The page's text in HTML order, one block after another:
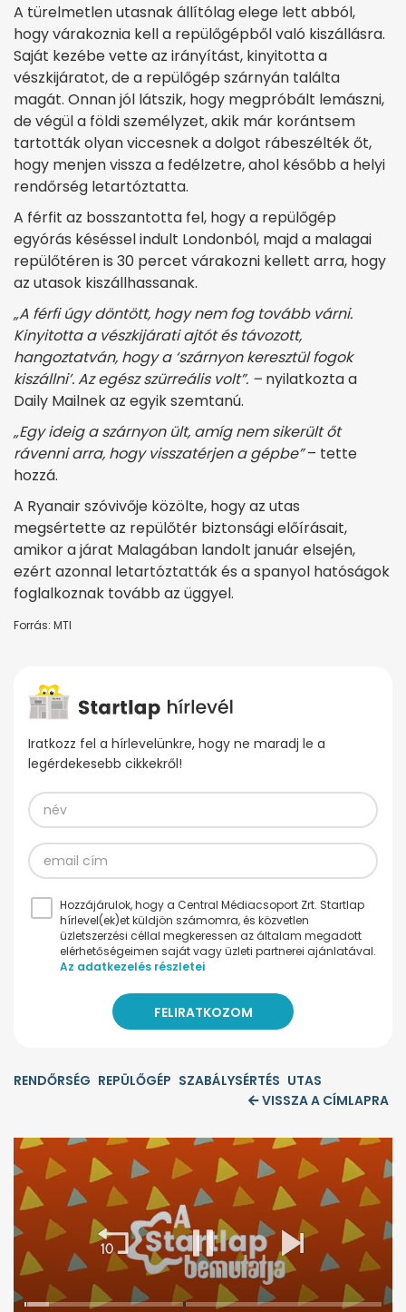
A türelmetlen utasnak állítólag elege lett abból,
hogy várakoznia kell a repülőgépből való kiszállásra.
Saját kezébe vette az irányítást, kinyitotta a
vészkijáratot, de a repülőgép szárnyán találta
magát. Onnan jól látszik, hogy megpróbált lemászni,
de végül a földi személyzet, akik már korántsem
tartották olyan viccesnek a dolgot rábeszélték őt,
hogy menjen vissza a fedélzetre, ahol később a helyi
rendőrség letartóztatta.
A férfit az bosszantotta fel, hogy a repülőgép
egyórás késéssel indult Londonból, majd a malagai
repülőtéren is 30 percet várakozni kellett arra, hogy
az utasok kiszállhassanak.
„A férfi úgy döntött, hogy nem fog tovább várni.
Kinyitotta a vészkijárati ajtót és távozott,
hangoztatván, hogy a ‘szárnyon keresztül fogok
kiszállni’. Az egész szürreális volt”. – nyilatkozta a
Daily Mailnek az egyik szemtanú.
„Egy ideig a szárnyon ült, amíg nem sikerült őt
rávenni arra, hogy visszatérjen a gépbe”– tette
hozzá.
A Ryanair szóvivője közölte, hogy az utas
megsértette az repülőtér biztonsági előírásait,
amikor a járat Malagában landolt január elsején,
ezért azonnal letartóztatták és a spanyol hatóságok
foglalkoznak tovább az üggyel.
Forrás: MTI
Iratkozz fel a hírlevelünkre, hogy ne maradj le a
legérdekesebb cikkekről!
Hozzájárulok, hogy a Central Médiacsoport Zrt. Startlap
hírlevel(ek)et küldjön számomra, és közvetlen
üzletszerzési céllal megkeressen az általam megadott
elérhetőségeimen saját vagy üzleti partnerei ajánlatával.
Az adatkezelés részletei
RENDŐRSÉG REPÜLŐGÉP SZABÁLYSÉRTÉS UTAS
VISSZA A CÍMLAPRA